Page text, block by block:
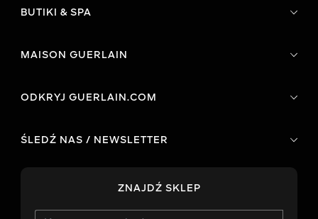
BUTIKI & SPA
MAISON GUERLAIN
ODKRYJ GUERLAIN.COM
ŚLEDŹ NAS / NEWSLETTER
ZNAJDŹ SKLEP